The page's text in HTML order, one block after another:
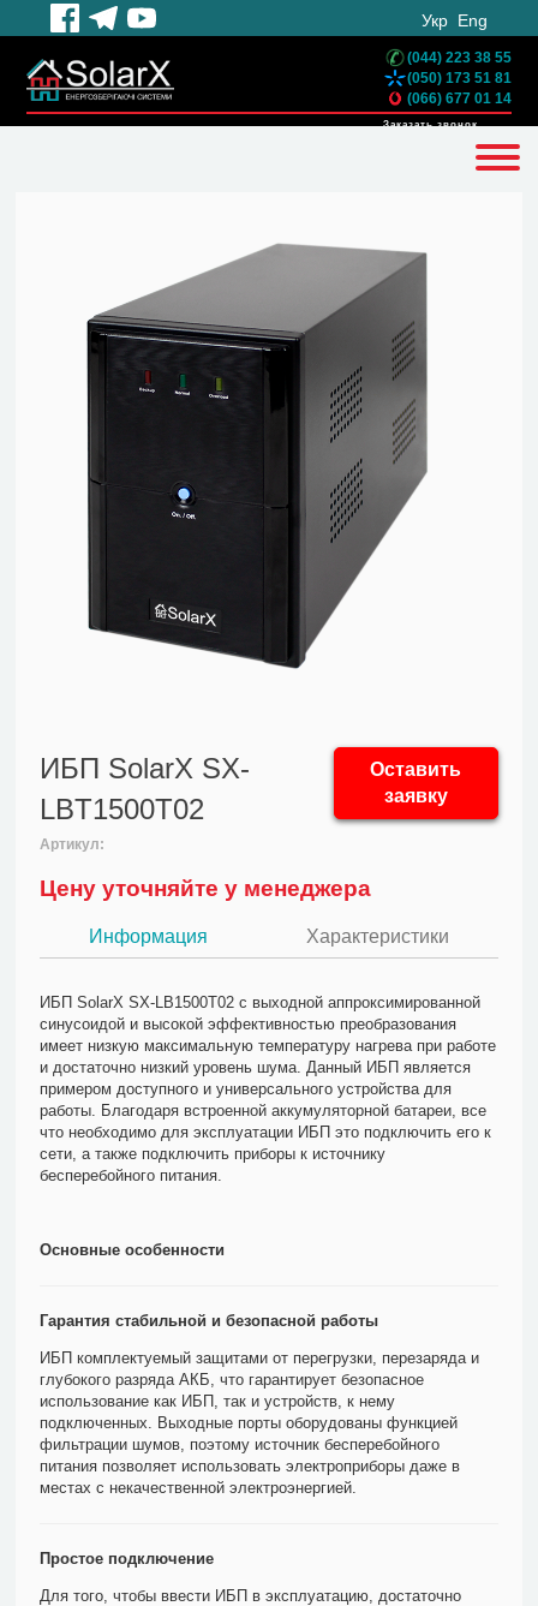
Укр Eng
(044) 223 38 55
(050) 173 51 81
(066) 677 01 14
Заказать звонок
ИБП SolarX SX-
LBT1500T02
Оставить
заявку
Артикул:
Цену уточняйте у менеджера
Информация Характеристики
ИБП SolarX SX-LB1500T02 с выходной аппроксимированной
синусоидой и высокой эффективностью преобразования
имеет низкую максимальную температуру нагрева при работе
и достаточно низкий уровень шума. Данный ИБП является
примером доступного и универсального устройства для
работы. Благодаря встроенной аккумуляторной батареи, все
что необходимо для эксплуатации ИБП это подключить его к
сети, а также подключить приборы к источнику
бесперебойного питания.
Основные особенности
Гарантия стабильной и безопасной работы
ИБП комплектуемый защитами от перегрузки, перезаряда и
глубокого разряда АКБ, что гарантирует безопасное
использование как ИБП, так и устройств, к нему
подключенных. Выходные порты оборудованы функцией
фильтрации шумов, поэтому источник бесперебойного
питания позволяет использовать электроприборы даже в
местах с некачественной электроэнергией.
Простое подключение
Для того, чтобы ввести ИБП в эксплуатацию, достаточно